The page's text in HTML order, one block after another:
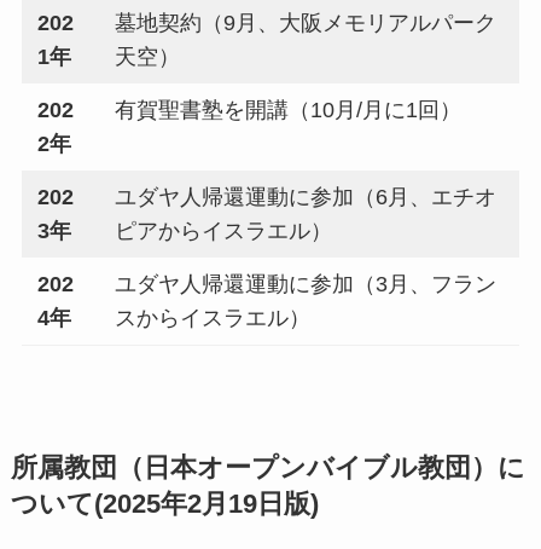
202
1年
墓地契約（9月、大阪メモリアルパーク
天空）
202
2年
有賀聖書塾を開講（10月/月に1回）
202
3年
ユダヤ人帰還運動に参加（6月、エチオ
ピアからイスラエル）
202
4年
ユダヤ人帰還運動に参加（3月、フラン
スからイスラエル）
所属教団（日本オープンバイブル教団）に
ついて(2025年2月19日版)